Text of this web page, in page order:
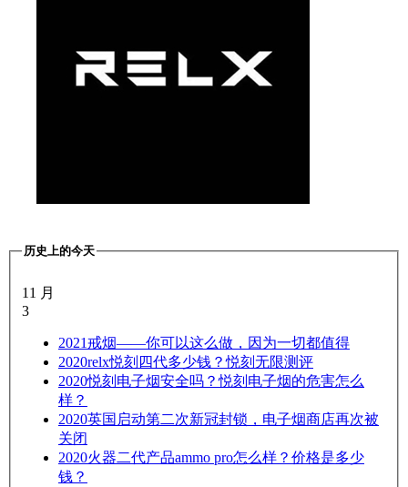
历史上的今天
11 月
3
2021戒烟——你可以这么做，因为一切都值得
2020relx悦刻四代多少钱？悦刻无限测评
2020悦刻电子烟安全吗？悦刻电子烟的危害怎么
样？
2020英国启动第二次新冠封锁，电子烟商店再次被
关闭
2020火器二代产品ammo pro怎么样？价格是多少
钱？